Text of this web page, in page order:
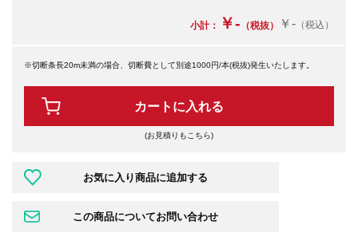
小計： ￥- （税抜） ￥- （税込）
※切断条長20m未満の場合、切断費として別途1000円/本(税抜)発生いたします。
カートに入れる
(お見積りもこちら)